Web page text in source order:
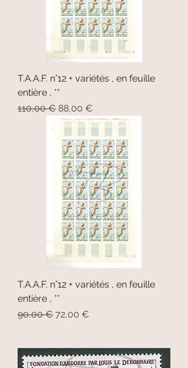
T.A.A.F. n°12 + variétés , en feuille
entière , **
Prix original
110,00 € Prix promotionnel
88,00 €
T.A.A.F. n°12 + variétés , en feuille
entière , **
Prix original
90,00 € Prix promotionnel
72,00 €